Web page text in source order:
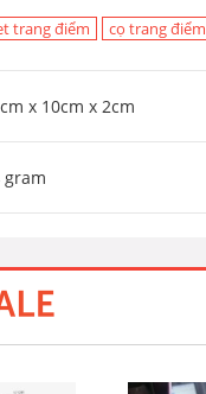
trang điểm cọ trang điểm
x 10cm x 2cm
gram